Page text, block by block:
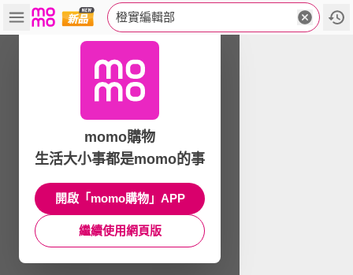
橙實編輯部
momo購物
生活大小事都是momo的事
開啟「momo購物」APP
繼續使用網頁版